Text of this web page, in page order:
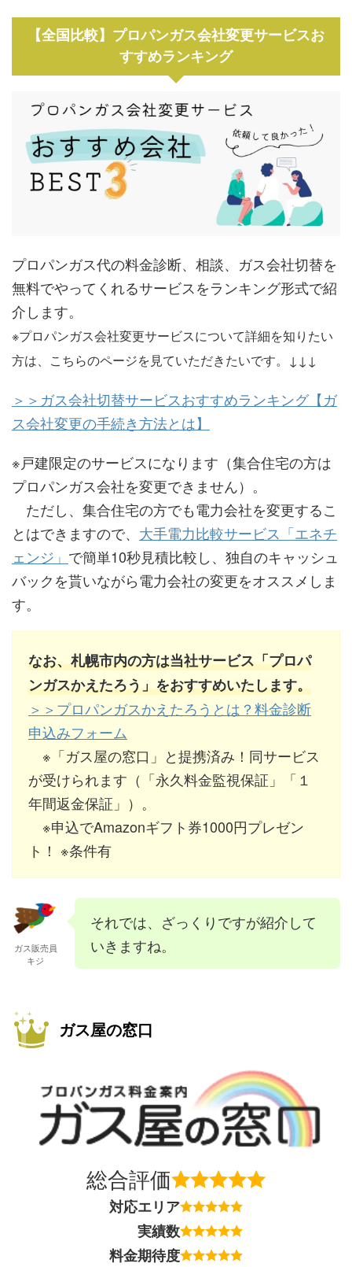
【全国比較】プロパンガス会社変更サービスお
すすめランキング
プロパンガス代の料金診断、相談、ガス会社切替を
無料でやってくれるサービスをランキング形式で紹
介します。
※プロパンガス会社変更サービスについて詳細を知りたい
方は、こちらのページを見ていただきたいです。↓↓↓
＞＞ガス会社切替サービスおすすめランキング【ガ
ス会社変更の手続き方法とは】
※戸建限定のサービスになります（集合住宅の方は
プロパンガス会社を変更できません）。
ただし、集合住宅の方でも電力会社を変更するこ
とはできますので、 大手電力比較サービス「エネチ
ェンジ」 で簡単10秒見積比較し、独自のキャッシュ
バックを貰いながら電力会社の変更をオススメしま
す。
なお、札幌市内の方は当社サービス「プロパ
ンガスかえたろう」をおすすめいたします。
＞＞プロパンガスかえたろうとは？料金診断
申込みフォーム
※「ガス屋の窓口」と提携済み！同サービス
が受けられます（「永久料金監視保証」「１
年間返金保証」）。
※申込でAmazonギフト券1000円プレゼン
ト！ ※条件有
ガス販売員
キジ
それでは、ざっくりですが紹介して
いきますね。
ガス屋の窓口
総合評価
対応エリア
実績数
料金期待度